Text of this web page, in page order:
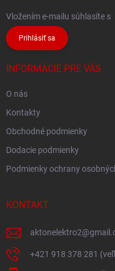
Vložením e-mailu súhlasíte s
Prihlásiť sa
INFORMÁCIE PRE VÁS
O nás
Kontakty
Obchodné podmienky
Dodacie podmienky
Podmienky ochrany
KONTAKT
aktonelektro2@
+421 918 378 281